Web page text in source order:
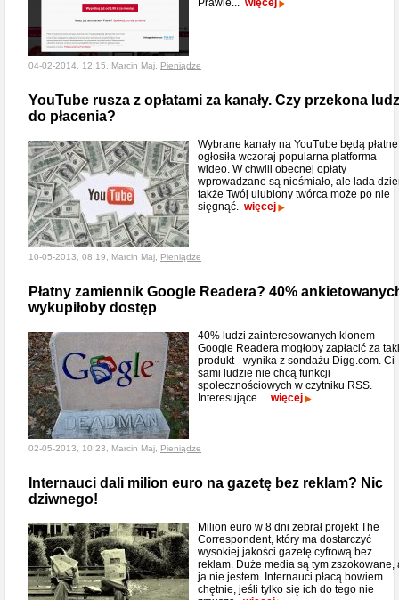
Prawie... więcej
04-02-2014, 12:15, Marcin Maj, Pieniądze
YouTube rusza z opłatami za kanały. Czy przekona
do płacenia?
Wybrane kanały na YouTube będą
ogłosiła wczoraj popularna platforma
wideo. W chwili obecnej opłaty
wprowadzane są nieśmiało, ale lada
także Twój ulubiony twórca może po nie
sięgnąć. więcej
10-05-2013, 08:19, Marcin Maj, Pieniądze
Płatny zamiennik Google Readera? 40%
wykupiłoby dostęp
40% ludzi zainteresowanych klonem
Google Readera mogłoby zapłacić za taki
produkt - wynika z sondażu Digg.com. Ci
sami ludzie nie chcą funkcji
społecznościowych w czytniku RSS.
Interesujące... więcej
02-05-2013, 10:23, Marcin Maj, Pieniądze
Internauci dali milion euro na gazetę bez reklam? Nic
dziwnego!
Milion euro w 8 dni zebrał projekt The
Correspondent, który ma dostarczyć
wysokiej jakości gazetę cyfrową bez
reklam. Duże media są tym zszokowane,
ja nie jestem. Internauci płacą bowiem
chętnie, jeśli tylko się ich do tego nie